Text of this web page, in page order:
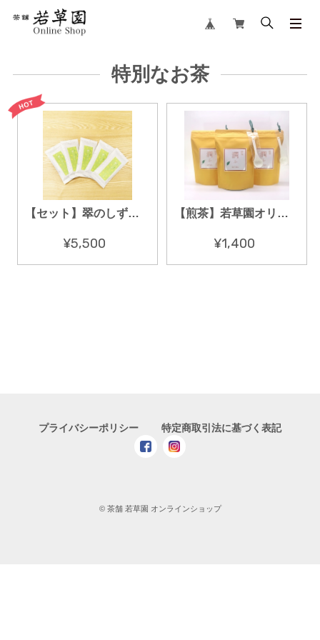
特別なお茶
【セット】翠のしずく 100g × 5セット
¥5,500
【煎茶】若草園オリジナル「潤ふ -uruu-」300g
¥1,400
プライバシーポリシー 特定商取引法に基づく表記
© 茶舗 若草園 オンラインショップ